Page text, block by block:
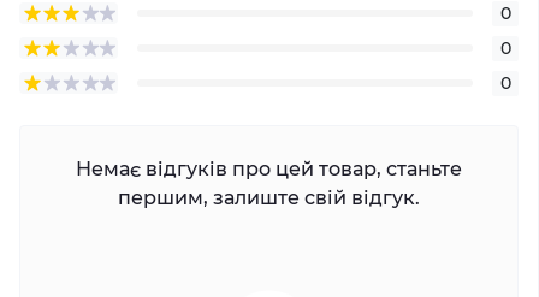
0
0
0
Немає відгуків про цей товар, станьте
першим, залиште свій відгук.